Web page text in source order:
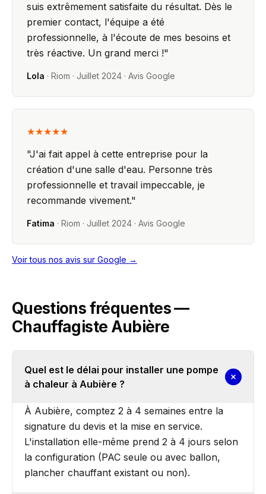
suis extrêmement satisfaite du résultat. Dès le
premier contact, l'équipe a été
professionnelle, à l'écoute de mes besoins et
très réactive. Un grand merci !"
Lola · Riom · Juillet 2024 · Avis Google
★★★★★
"J'ai fait appel à cette entreprise pour la
création d'une salle d'eau. Personne très
professionnelle et travail impeccable, je
recommande vivement."
Fatima · Riom · Juillet 2024 · Avis Google
Voir tous nos avis sur Google →
Questions fréquentes —
Chauffagiste Aubière
Quel est le délai pour installer une pompe
à chaleur à Aubière ?
À Aubière, comptez 2 à 4 semaines entre la
signature du devis et la mise en service.
L'installation elle-même prend 2 à 4 jours selon
la configuration (PAC seule ou avec ballon,
plancher chauffant existant ou non).